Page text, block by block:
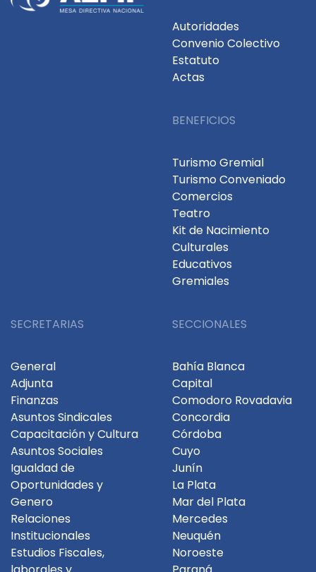
Autoridades
Convenio Colectivo
Estatuto
Actas
BENEFICIOS
Turismo Gremial
Turismo Conveniado
Comercios
Teatro
Kit de Nacimiento
Culturales
Educativos
Gremiales
SECRETARIAS
General
Adjunta
Finanzas
Asuntos Sindicales
Capacitación y Cultura
Asuntos Sociales
Igualdad de
Oportunidades y
Genero
Relaciones
Institucionales
Estudios Fiscales,
SECCIONALES
Bahía Blanca
Capital
Comodoro Rovadavia
Concordia
Córdoba
Cuyo
Junín
La Plata
Mar del Plata
Mercedes
Neuquén
Noroeste